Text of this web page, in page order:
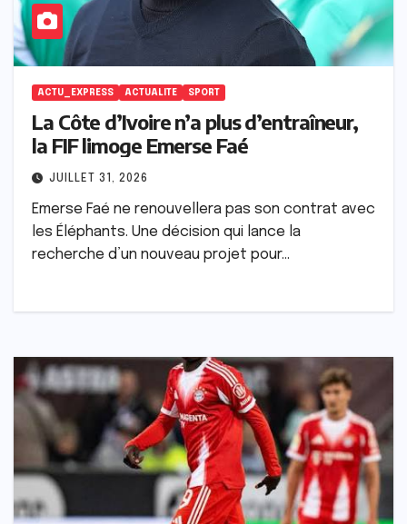
ACTU_EXPRESS ACTUALITE SPORT
La Côte d’Ivoire n’a plus d’entraîneur,
la FIF limoge Emerse Faé
JUILLET 31, 2026
Emerse Faé ne renouvellera pas son contrat avec
les Éléphants. Une décision qui lance la
recherche d’un nouveau projet pour…